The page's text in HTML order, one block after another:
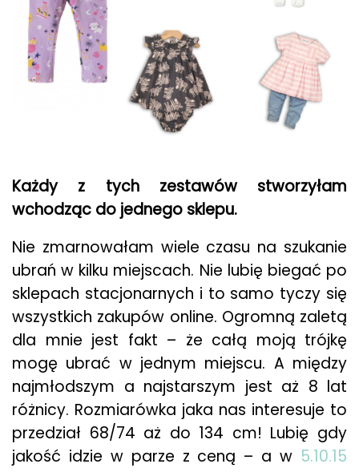
Każdy z tych zestawów stworzyłam
wchodząc do jednego sklepu.
Nie zmarnowałam wiele czasu na szukanie
ubrań w kilku miejscach. Nie lubię biegać po
sklepach stacjonarnych i to samo tyczy się
wszystkich zakupów online. Ogromną zaletą
dla mnie jest fakt – że całą moją trójkę
mogę ubrać w jednym miejscu. A między
najmłodszym a najstarszym jest aż 8 lat
różnicy. Rozmiarówka jaka nas interesuje to
przedział 68/74 aż do 134 cm! Lubię gdy
jakość idzie w parze z ceną – a w 5.10.15